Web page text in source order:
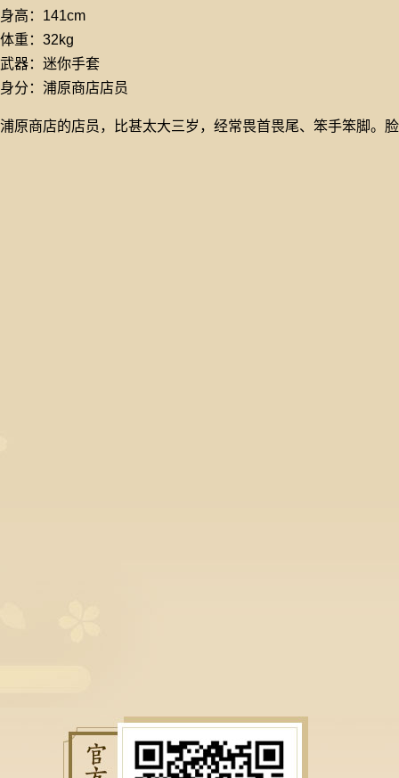
身高：141cm
体重：32kg
武器：迷你手套
身分：浦原商店店员
浦原商店的店员，比甚太大三岁，经常畏首畏尾、笨手笨脚。